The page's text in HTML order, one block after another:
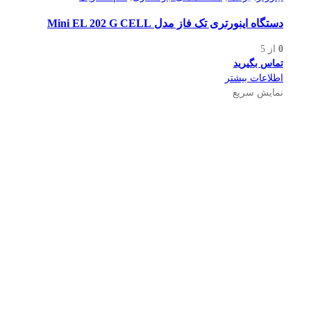
دستگاه اینورتری تک فاز مدل Mini EL 202 G CELL
0 از 5
تماس بگیرید
اطلاعات بیشتر
نمایش سریع